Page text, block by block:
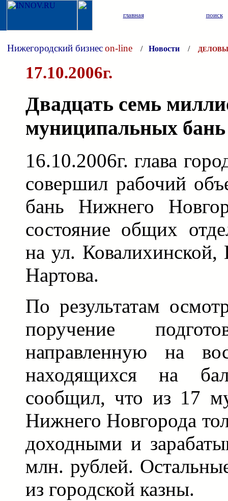
главная поиск
Нижегородский бизнесon-line / Новости /
17.10.2006г.
Двадцать семь
муниципальных бань
16.10.2006г. глава
совершил рабочий
бань Нижнего
состояние общих
на ул.
Нартова.
По результатам
поручение
направленную на
находящихся на
сообщил, что из 17
Нижнего Новгорода
доходными и
млн. рублей.
из городской казны.